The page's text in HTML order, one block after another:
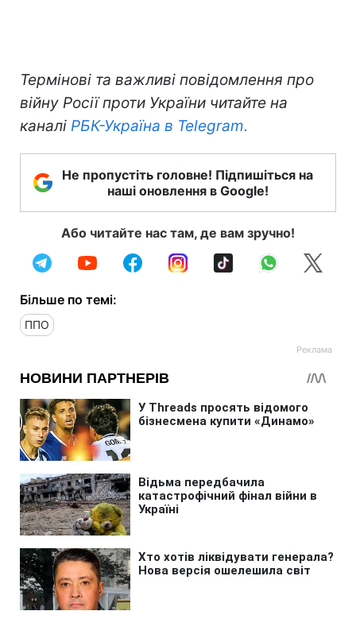
Термінові та важливі повідомлення про
війну Росії проти України читайте на
каналі РБК-Україна в Telegram.
Не пропустіть головне! Підпишіться на
наші оновлення в Google!
Або читайте нас там, де вам зручно!
Більше по темі:
ППО